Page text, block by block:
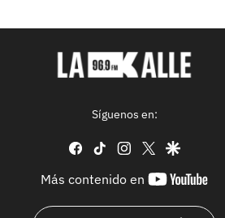
Síguenos en:
facebook
tiktok instagram
twittergoogle
Más contenido en